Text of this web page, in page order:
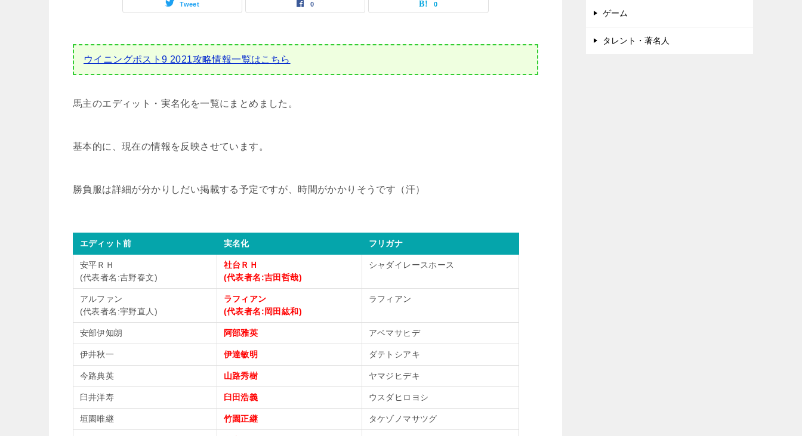
Tweet 0 0
ウイニングポスト9 2021攻略情報一覧はこちら
馬主のエディット・実名化を一覧にまとめました。
基本的に、現在の情報を反映させています。
勝負服は詳細が分かりしだい掲載する予定ですが、時間がかかりそうです（汗）
エディット前 実名化 フリガナ
安平ＲＨ
(代表者名:吉野春文)
社台ＲＨ
(代表者名:吉田哲哉)
シャダイレースホース
アルファン
(代表者名:宇野直人)
ラフィアン
(代表者名:岡田紘和)
ラフィアン
安部伊知朗 阿部雅英 アベマサヒデ
伊井秋一 伊達敏明 ダテトシアキ
今路典英 山路秀樹 ヤマジヒデキ
臼井洋寿 臼田浩義 ウスダヒロヨシ
垣園唯継 竹園正継 タケゾノマサツグ
ゲーム
タレント・著名人